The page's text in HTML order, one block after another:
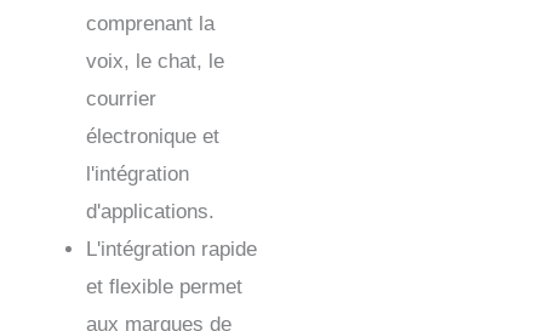
comprenant la
voix, le chat, le
courrier
électronique et
l'intégration
d'applications.
L'intégration rapide
et flexible permet
aux marques de